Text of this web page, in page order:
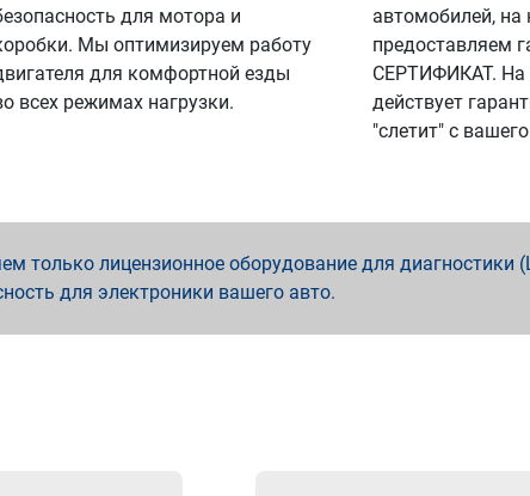
для мотора и
Мы оптимизируем работу
для комфортной езды
всех режимах нагрузки.
автомобилей, на
предоставляем
СЕРТИФИКАТ. На
действует
"слетит" с
лицензионное оборудование для диагностики
для электроники вашего авто.